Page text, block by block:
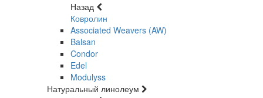
Назад
Ковролин
Associated Weavers (AW)
Balsan
Condor
Edel
Modulyss
Натуральный линолеум